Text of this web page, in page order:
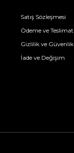
Satış Sözleşmesi
Ödeme ve Teslimat
Gizlilik ve Güvenlik
İade ve Değişim